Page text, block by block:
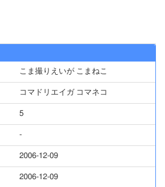
こま撮りえいが こまねこ
コマドリエイガ コマネコ
5
-
2006-12-09
2006-12-09